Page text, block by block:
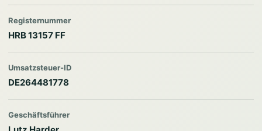
Registernummer
HRB 13157 FF
Umsatzsteuer-ID
DE264481778
Geschäftsführer